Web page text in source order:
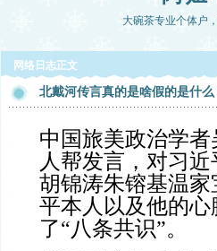
大碗茶专业个体户
网络日志正文
北戴河传言真的是啥假的是什么
中国旅美政治学者
人帮发言，对习
胡锦涛朱镕基温
平本人以及他的
了“八条共识”。